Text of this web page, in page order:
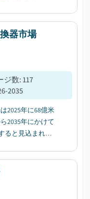
器市場
ジ数:117
2035
2025年に68億米
2035年にかけて
ると見込まれて